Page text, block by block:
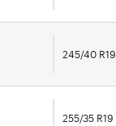
245/40 R19
255/35 R19